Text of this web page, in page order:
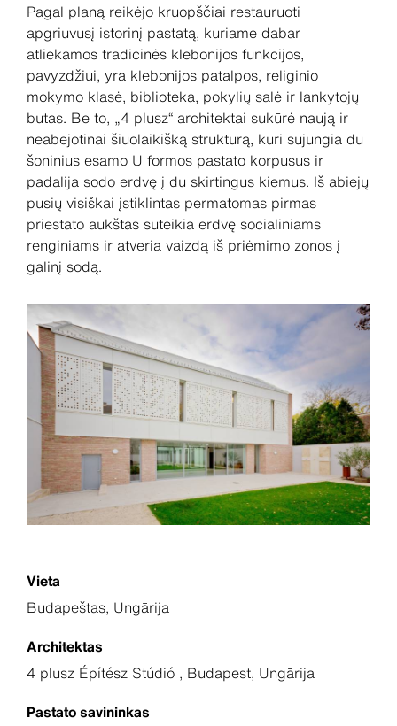
Pagal planą reikėjo kruopščiai restauruoti
apgriuvusį istorinį pastatą, kuriame dabar
atliekamos tradicinės klebonijos funkcijos,
pavyzdžiui, yra klebonijos patalpos, religinio
mokymo klasė, biblioteka, pokylių salė ir lankytojų
butas. Be to, „4 plusz“ architektai sukūrė naują ir
neabejotinai šiuolaikišką struktūrą, kuri sujungia du
šoninius esamo U formos pastato korpusus ir
padalija sodo erdvę į du skirtingus kiemus. Iš abiejų
pusių visiškai įstiklintas permatomas pirmas
priestato aukštas suteikia erdvę socialiniams
renginiams ir atveria vaizdą iš priėmimo zonos į
galinį sodą.
Vieta
Budapeštas, Ungārija
Architektas
4 plusz Építész Stúdió , Budapest, Ungārija
Pastato savininkas